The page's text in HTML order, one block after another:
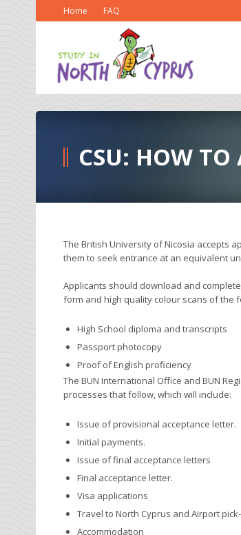
Home FAQ
CSU: HOW TO
The British University of Nicosia accepts
them to seek entrance at an equivalent
Applicants should download and
form and high quality colour scans of the
High School diploma and transcripts
Passport photocopy
Proof of English proficiency
The BUN International Office and BUN
processes that follow, which will include:
Issue of provisional acceptance letter.
Initial payments.
Issue of final acceptance letters
Final acceptance letter.
Visa applications
Travel to North Cyprus and Airport
Accommodation